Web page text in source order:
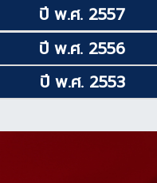
ปี พ.ศ. 2557
ปี พ.ศ. 2556
ปี พ.ศ. 2553